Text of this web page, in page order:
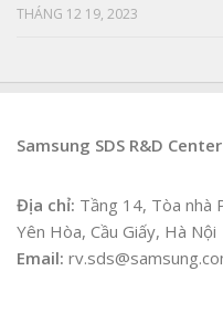
THÁNG 12 19, 2023
Samsung SDS R&D
Địa chỉ: Tầng 14, Tòa nhà
Yên Hòa, Cầu Giấy, Hà Nội
Email: